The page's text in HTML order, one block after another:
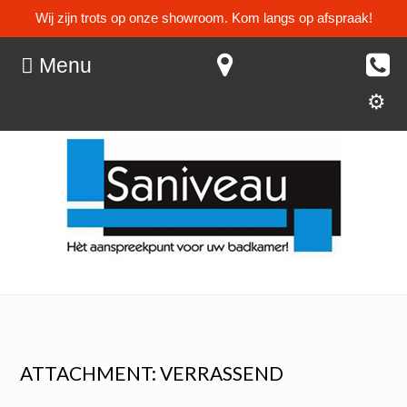
Wij zijn trots op onze showroom. Kom langs op afspraak!
Menu
ATTACHMENT: VERRASSEND